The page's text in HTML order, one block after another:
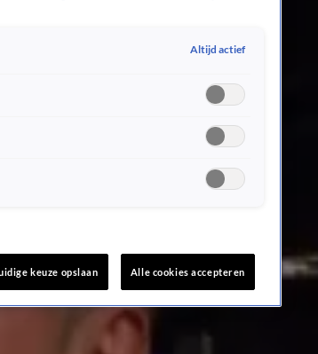
Altijd actief
keuze opslaan Alle cookies accepteren